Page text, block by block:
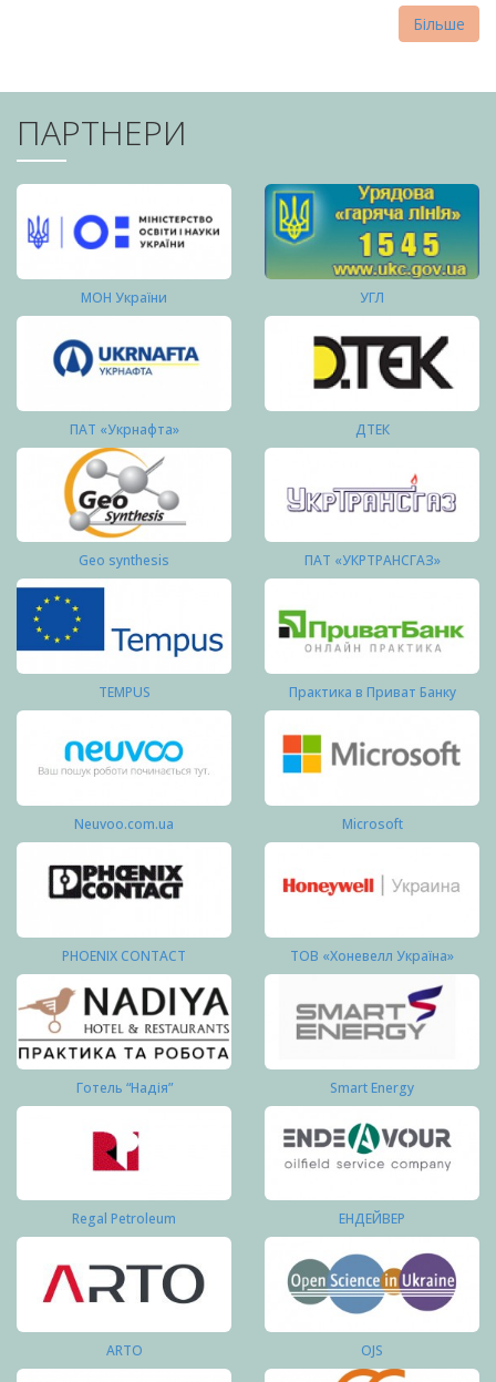
Більше
ПАРТНЕРИ
МОН України УГЛ
ПАТ «Укрнафта» ДТЕК
Geo synthesis ПАТ «УКРТРАНСГАЗ»
TEMPUS Практика в Приват Банку
Neuvoo.com.ua Microsoft
PHOENIX CONTACT ТОВ «Хоневелл Україна»
Готель “Надія” Smart Energy
Regal Petroleum ЕНДЕЙВЕР
ARTO OJS